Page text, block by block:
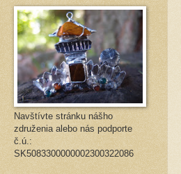
Navštívte stránku nášho
združenia alebo nás podporte
č.ú.:
SK5083300000002300322086